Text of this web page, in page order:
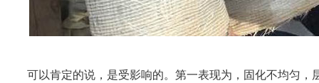
可以肯定的说，是受影响的。第一表现为，固化不均匀，